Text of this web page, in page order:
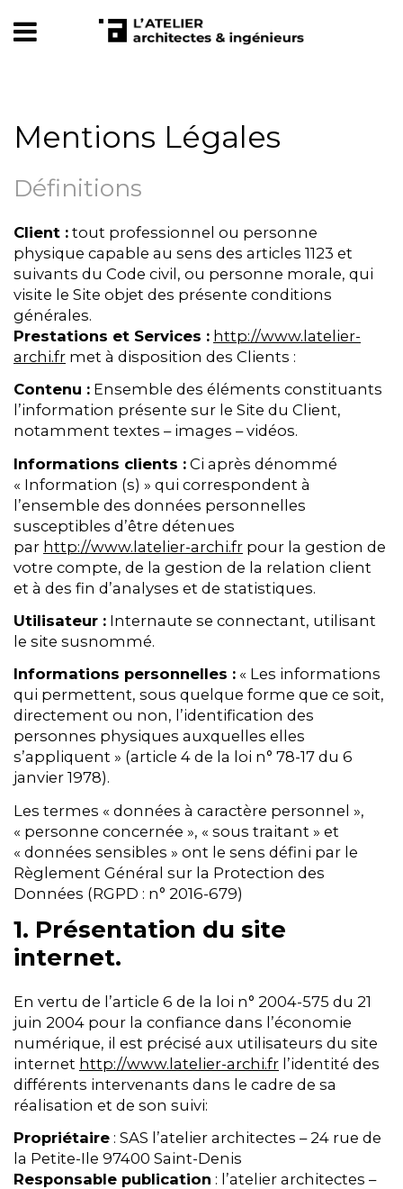
Mentions Légales
Définitions
Client : tout professionnel ou personne
physique capable au sens des articles 1123 et
suivants du Code civil, ou personne morale, qui
visite le Site objet des présente conditions
générales.
Prestations et Services : http://www.latelier-
archi.fr met à disposition des Clients :
Contenu : Ensemble des éléments constituants
l’information présente sur le Site du Client,
notamment textes – images – vidéos.
Informations clients : Ci après dénommé
« Information (s) » qui correspondent à
l’ensemble des données personnelles
susceptibles d’être détenues
par http://www.latelier-archi.fr pour la gestion de
votre compte, de la gestion de la relation client
et à des fin d’analyses et de statistiques.
Utilisateur : Internaute se connectant, utilisant
le site susnommé.
Informations personnelles : « Les informations
qui permettent, sous quelque forme que ce soit,
directement ou non, l’identification des
personnes physiques auxquelles elles
s’appliquent » (article 4 de la loi n° 78-17 du 6
janvier 1978).
Les termes « données à caractère personnel »,
« personne concernée », « sous traitant » et
« données sensibles » ont le sens défini par le
Règlement Général sur la Protection des
Données (RGPD : n° 2016-679)
1. Présentation du site
internet.
En vertu de l’article 6 de la loi n° 2004-575 du 21
juin 2004 pour la confiance dans l’économie
numérique, il est précisé aux utilisateurs du site
internet http://www.latelier-archi.fr l’identité des
différents intervenants dans le cadre de sa
réalisation et de son suivi:
Propriétaire : SAS l’atelier architectes – 24 rue de
la Petite-Ile 97400 Saint-Denis
Responsable publication : l’atelier architectes –